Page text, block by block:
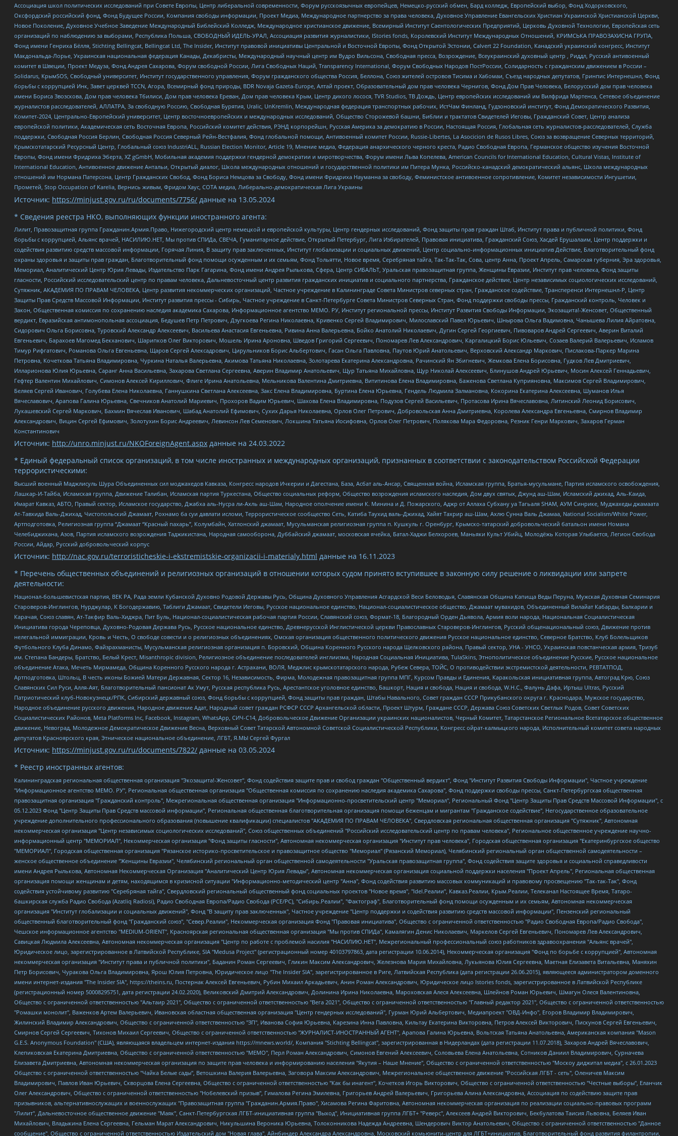
Ассоциация школ политических исследований при Совете Европы, Центр либеральной современности, Форум русскоязычных европейцев, Немецко-русский обмен, Бард колледж, Европейский выбор, Фонд Ходорковского,
Оксфордский российский фонд, Фонд Будущее России, Компания свободы информации, Проект Медиа, Международное партнерство за права человека, Духовное Управление Евангельских Христиан Украинской Христианской Церкви,
Новое Поколение, Духовное Учебное Заведение Международный Библейский Колледж, Международное христианское движение, Всемирный Институт Саентологических Предприятий, Церковь Духовной Технологии, Европейская сеть
организаций по наблюдению за выборами, Республика Польша, СВОБОДНЫЙ ИДЕЛЬ-УРАЛ, Ассоциация развития журналистики, IStories fonds, Королевский Институт Международных Отношений, КРИМСЬКА ПРАВОЗАХИСНА ГРУПА,
Фонд имени Генриха Бёлля, Stichting Bellingcat, Bellingcat Ltd, The Insider, Институт правовой инициативы Центральной и Восточной Европы, Фонд Открытой Эстонии, Calvert 22 Foundation, Канадский украинский конгресс, Институт
Макдональда-Лорье, Украинская национальная федерация Канады, Декабристы, Международный научный центр им Вудро Вильсона, Свободная пресса, Возрождение, Всеукраинский духовный центр , Риддл, Русский антивоенный
комитет в Швеции, Проект Медуза, Фонд Андрея Сахарова, Форум свободной России, Лига Свободных Наций, Transparеncy International, Форум Свободных Народов ПостРоссии, Солидарность с гражданским движением в России –
Solidarus, КрымSOS, Свободный университет, Институт государственного управления, Форум гражданского общества Россия, Беллона, Союз жителей островов Тисима и Хабомаи, Съезд народных депутатов, Гринпис Интернешнл, Фонд
борьбы с коррупцией Инк, Завет церквей TCCN, Агора, Всемирный фонд природы, BDR Novaja Gazeta-Europe, Алтай проект, Образовательный дом прав человека Чернигов, Фонд Дом Прав Человека, Белорусский дом прав человека
имени Бориса Звозскова, Дом прав человека Тбилиси, Дом прав человека Ереван, Дом прав человека Крым, Центр дикого лосося, TVR Studios, ТВ Дождь, Центр европейских исследований им Вилфрида Мартенса, Сетевое объединение
журналистов расследователей, АЛЛАТРА, За свободную Россию, Свободная Бурятия, Uralic, UnKremlin, Международная федерация транспортных рабочих, ИстЧам Финланд, Гудзоновский институт, Фонд Демократического Развития,
Комитет-2024, Центрально-Европейский университет, Центр восточноевропейских и международных исследований, Общество Сторожевой башни, Библии и трактатов Свидетелей Иеговы, Гражданский Совет, Центр анализа
европейской политики, Академическая сеть Восточная Европа, Российский комитет действия, РЭНД корпорейшн, Русская Америка за демократию в России, Настоящая Россия, Глобальная сеть журналистов-расследователей, Служба
поддержки, Свободная Россия Берлин, Свободная Россия Северный Рейн-Вестфалия, Фонд глобальной помощи, Антивоенный комитет России, Russie-Libertes, La Asocicion de Rusos Libres, Союз за возвращение Северных территорий,
Крымскотатарский Ресурсный Центр, Глобальный союз IndustriALL, Russian Election Monitor, Article 19, Мнение медиа, Федерация анархического черного креста, Радио Свободная Европа, Германское общество изучения Восточной
Европы, Фонд имени Фридриха Эберта, XZ gGmbH, Мобильная академия поддержки гендерной демократии и миротворчества, Форум имени Льва Копелева, American Councils for International Education, Cultural Vistas, Institute of
International Education, Антивоенное движение Антальи, Открытый диалог, Школа международных отношений и государственной политики им Питера Мунка, Российско-канадский демократический альянс, Школа международных
отношений им Нормана Патерсона, Центр Гражданских Свобод, Фонд Бориса Немцова за Свободу, Фонд имени Фридриха Науманна за свободу, Феминистское антивоенное сопротивление, Комитет независимости Ингушетии,
Прометей, Stop Occupation of Karelia, Вернись живым, Фридом Хаус, СОТА медиа, Либерально-демократическая Лига Украины
Источник: https://minjust.gov.ru/ru/documents/7756/ данные на 13.05.2024
* Сведения реестра НКО, выполняющих функции иностранного агента:
Лилит, Правозащитная группа Гражданин.Армия.Право, Нижегородский центр немецкой и европейской культуры, Центр гендерных исследований, Фонд защиты прав граждан Штаб, Институт права и публичной политики, Фонд
борьбы с коррупцией, Альянс врачей, НАСИЛИЮ.НЕТ, Мы против СПИДа, СВЕЧА, Гуманитарное действие, Открытый Петербург, Лига Избирателей, Правовая инициатива, Гражданский Союз, Хасдей Ерушалаим, Центр поддержки и
содействия развитию средств массовой информации, Горячая Линия, В защиту прав заключенных, Институт глобализации и социальных движений, Центр социально-информационных инициатив Действие, Благотворительный фонд
охраны здоровья и защиты прав граждан, Благотворительный фонд помощи осужденным и их семьям, Фонд Тольятти, Новое время, Серебряная тайга, Так-Так-Так, Сова, центр Анна, Проект Апрель, Самарская губерния, Эра здоровья,
Мемориал, Аналитический Центр Юрия Левады, Издательство Парк Гагарина, Фонд имени Андрея Рылькова, Сфера, Центр СИБАЛЬТ, Уральская правозащитная группа, Женщины Евразии, Институт прав человека, Фонд защиты
гласности, Российский исследовательский центр по правам человека, Дальневосточный центр развития гражданских инициатив и социального партнерства, Гражданское действие, Центр независимых социологических исследований,
Сутяжник, АКАДЕМИЯ ПО ПРАВАМ ЧЕЛОВЕКА, Центр развития некоммерческих организаций, Частное учреждение в Калининграде Совета Министров северных стран, Гражданское содействие, Трансперенси Интернешнл-Р, Центр
Защиты Прав Средств Массовой Информации, Институт развития прессы - Сибирь, Частное учреждение в Санкт-Петербурге Совета Министров Северных Стран, Фонд поддержки свободы прессы, Гражданский контроль, Человек и
Закон, Общественная комиссия по сохранению наследия академика Сахарова, Информационное агентство МЕМО. РУ, Институт региональной прессы, Институт Развития Свободы Информации, Экозащита!-Женсовет, Общественный
вердикт, Евразийская антимонопольная ассоциация, Бедушев Петр Петрович, Дзугкоева Регина Николаевна, Кривенко Сергей Владимирович, Милославский Павел Юрьевич, Шнырова Ольга Вадимовна, Чанышева Лилия Айратовна,
Сидорович Ольга Борисовна, Туровский Александр Алексеевич, Васильева Анастасия Евгеньевна, Ривина Анна Валерьевна, Бойко Анатолий Николаевич, Дугин Сергей Георгиевич, Пивоваров Андрей Сергеевич, Аверин Виталий
Евгеньевич, Барахоев Магомед Бекханович, Шарипков Олег Викторович, Мошель Ирина Ароновна, Шведов Григорий Сергеевич, Пономарев Лев Александрович, Каргалицкий Борис Юльевич, Созаев Валерий Валерьевич, Исламов
Тимур Рифгатович, Романова Ольга Евгеньевна, Щаров Сергей Алексадрович, Цирульников Борис Альбертович, Гасан Ольга Павловна, Паутов Юрий Анатольевич, Верховский Александр Маркович, Пислакова-Паркер Марина
Петровна, Кочеткова Татьяна Владимировна, Чуркина Наталья Валерьевна, Акимова Татьяна Николаевна, Золотарева Екатерина Александровна, Рачинский Ян Збигневич, Жемкова Елена Борисовна, Гудков Лев Дмитриевич,
Илларионова Юлия Юрьевна, Саранг Анна Васильевна, Захарова Светлана Сергеевна, Аверин Владимир Анатольевич, Щур Татьяна Михайловна, Щур Николай Алексеевич, Блинушов Андрей Юрьевич, Мосин Алексей Геннадьевич,
Гефтер Валентин Михайлович, Симонов Алексей Кириллович, Флиге Ирина Анатольевна, Мельникова Валентина Дмитриевна, Вититинова Елена Владимировна, Баженова Светлана Куприяновна, Максимов Сергей Владимирович,
Беляев Сергей Иванович, Голубева Елена Николаевна, Ганнушкина Светлана Алексеевна, Закс Елена Владимировна, Буртина Елена Юрьевна, Гендель Людмила Залмановна, Кокорина Екатерина Алексеевна, Шуманов Илья
Вячеславович, Арапова Галина Юрьевна, Свечников Анатолий Мариевич, Прохоров Вадим Юрьевич, Шахова Елена Владимировна, Подузов Сергей Васильевич, Протасова Ирина Вячеславовна, Литинский Леонид Борисович,
Лукашевский Сергей Маркович, Бахмин Вячеслав Иванович, Шабад Анатолий Ефимович, Сухих Дарья Николаевна, Орлов Олег Петрович, Добровольская Анна Дмитриевна, Королева Александра Евгеньевна, Смирнов Владимир
Александрович, Вицин Сергей Ефимович, Золотухин Борис Андреевич, Левинсон Лев Семенович, Локшина Татьяна Иосифовна, Орлов Олег Петрович, Полякова Мара Федоровна, Резник Генри Маркович, Захаров Герман
Константинович
Источник: http://unro.minjust.ru/NKOForeignAgent.aspx данные на 24.03.2022
* Единый федеральный список организаций, в том числе иностранных и международных организаций, признанных в соответствии с законодательством Российской Федерации
террористическими:
Высший военный Маджлисуль Шура Объединенных сил моджахедов Кавказа, Конгресс народов Ичкерии и Дагестана, База, Асбат аль-Ансар, Священная война, Исламская группа, Братья-мусульмане, Партия исламского освобождения,
Лашкар-И-Тайба, Исламская группа, Движение Талибан, Исламская партия Туркестана, Общество социальных реформ, Общество возрождения исламского наследия, Дом двух святых, Джунд аш-Шам, Исламский джихад, Аль-Каида,
Имарат Кавказ, АБТО, Правый сектор, Исламское государство, Джабха аль-Нусра ли-Ахль аш-Шам, Народное ополчение имени К. Минина и Д. Пожарского, Аджр от Аллаха Субхану уа Тагьаля SHAM, АУМ Синрике, Муджахеды джамаата
Ат-Тавхида Валь-Джихад, Чистопольский Джамаат, Рохнамо ба суи давлати исломи, Террористическое сообщество Сеть, Катиба Таухид валь-Джихад, Хайят Тахрир аш-Шам, Ахлю Сунна Валь Джамаа, National Socialism/White Power,
Артподготовка, Религиозная группа “Джамаат “Красный пахарь”, Колумбайн, Хатлонский джамаат, Мусульманская религиозная группа п. Кушкуль г. Оренбург, Крымско-татарский добровольческий батальон имени Номана
Челебиджихана, Азов, Партия исламского возрождения Таджикистана, Народная самооборона, Дуббайский джамаат, московская ячейка, Батал-Хаджи Белхороев, Маньяки Культ Убийц, Молодёжь Которая Улыбается, Легион Свобода
России, Айдар, Русский добровольческий корпус
Источник: http://nac.gov.ru/terroristicheskie-i-ekstremistskie-organizacii-i-materialy.html данные на 16.11.2023
* Перечень общественных объединений и религиозных организаций в отношении которых судом принято вступившее в законную силу решение о ликвидации или запрете
деятельности:
Национал-большевистская партия, ВЕК РА, Рада земли Кубанской Духовно Родовой Державы Русь, Община Духовного Управления Асгардской Веси Беловодья, Славянская Община Капища Веды Перуна, Мужская Духовная Семинария
Староверов-Инглингов, Нурджулар, К Богодержавию, Таблиги Джамаат, Свидетели Иеговы, Русское национальное единство, Национал-социалистическое общество, Джамаат мувахидов, Объединенный Вилайат Кабарды, Балкарии и
Карачая, Союз славян, Ат-Такфир Валь-Хиджра, Пит Буль, Национал-социалистическая рабочая партия России, Славянский союз, Формат-18, Благородный Орден Дьявола, Армия воли народа, Национальная Социалистическая
Инициатива города Череповца, Духовно-Родовая Держава Русь, Русское национальное единство, Древнерусской Инглистической церкви Православных Староверов-Инглингов, Русский общенациональный союз, Движение против
нелегальной иммиграции, Кровь и Честь, О свободе совести и о религиозных объединениях, Омская организация общественного политического движения Русское национальное единство, Северное Братство, Клуб Болельщиков
Футбольного Клуба Динамо, Файзрахманисты, Мусульманская религиозная организация п. Боровский, Община Коренного Русского народа Щелковского района, Правый сектор, УНА - УНСО, Украинская повстанческая армия, Тризуб
им. Степана Бандеры, Братство, Белый Крест, Misanthropic division, Религиозное объединение последователей инглиизма, Народная Социальная Инициатива, TulaSkins, Этнополитическое объединение Русские, Русское национальное
объединение Атака, Мечеть Мирмамеда, Община Коренного Русского народа г. Астрахани, ВОЛЯ, Меджлис крымскотатарского народа, Рубеж Севера, ТОЙС, О противодействии экстремистской деятельности, РЕВТАТПОД,
Артподготовка, Штольц, В честь иконы Божией Матери Державная, Сектор 16, Независимость, Фирма, Молодежная правозащитная группа МПГ, Курсом Правды и Единения, Каракольская инициативная группа, Автоград Крю, Союз
Славянских Сил Руси, Алля-Аят, Благотворительный пансионат Ак Умут, Русская республика Русь, Арестантское уголовное единство, Башкорт, Нация и свобода, Нация и свобода, W.H.С., Фалунь Дафа, Иртыш Ultras, Русский
Патриотический клуб-Новокузнецк/РПК, Сибирский державный союз, Фонд борьбы с коррупцией, Фонд защиты прав граждан, Штабы Навального, Совет граждан СССР Прикубанского округа г. Краснодара, Мужское государство,
Народное объединение русского движения, Народное движение Адат, Народный совет граждан РСФСР СССР Архангельской области, Проект Штурм, Граждане СССР, Держава Союз Советских Светлых Родов, Совет Советских
Социалистических Районов, Meta Platforms Inc, Facebook, Instagram, WhatsApp, СИЧ-С14, Добровольческое Движение Организации украинских националистов, Черный Комитет, Татарстанское Региональное Всетатарское общественное
движение, Невоград, Молодежное Демократическое Движение Весна, Верховный Совет Татарской Автономной Советской Социалистической Республики, Конгресс ойрат-калмыцкого народа, Исполнительный комитет совета народных
депутатов Красноярского края, Этническое национальное объединение, ЛГБТ, Я.МЫ Сергей Фургал
Источник: https://minjust.gov.ru/ru/documents/7822/ данные на 03.05.2024
* Реестр иностранных агентов:
Калининградская региональная общественная организация "Экозащита!-Женсовет", Фонд содействия защите прав и свобод граждан "Общественный вердикт", Фонд "Институт Развития Свободы Информации", Частное учреждение "Информационное агентство МЕМО. РУ", Региональная общественная организация "Общественная комиссия по сохранению наследия академика Сахарова", Фонд поддержки свободы прессы, Санкт-Петербургская общественная правозащитная организация "Гражданский контроль", Межрегиональная общественная организация "Информационно-просветительский центр "Мемориал", Региональный Фонд "Центр Защиты Прав Средств Массовой Информации", с 05.12.2023 Фонд "Центр Защиты Прав Средств массовой информации", Региональная общественная благотворительная организация помощи беженцам и мигрантам "Гражданское содействие", Негосударственное образовательное учреждение дополнительного профессионального образования (повышение квалификации) специалистов "АКАДЕМИЯ ПО ПРАВАМ ЧЕЛОВЕКА", Свердловская региональная общественная организация "Сутяжник", Автономная некоммерческая организация "Центр независимых социологических исследований", Союз общественных объединений "Российский исследовательский центр по правам человека", Региональное общественное учреждение научно-информационный центр "МЕМОРИАЛ", Некоммерческая организация "Фонд защиты гласности", Автономная некоммерческая организация "Институт прав человека", Городская общественная организация "Екатеринбургское общество "МЕМОРИАЛ", Городская общественная организация "Рязанское историко-просветительское и правозащитное общество "Мемориал" (Рязанский Мемориал), Челябинский региональный орган общественной самодеятельности – женское общественное объединение "Женщины Евразии", Челябинский региональный орган общественной самодеятельности "Уральская правозащитная группа", Фонд содействия защите здоровья и социальной справедливости имени Андрея Рылькова, Автономная Некоммерческая Организация "Аналитический Центр Юрия Левады", Автономная некоммерческая организация социальной поддержки населения "Проект Апрель", Региональная общественная организация помощи женщинам и детям, находящимся в кризисной ситуации "Информационно-методический центр "Анна", Фонд содействия развитию массовых коммуникаций и правовому просвещению "Так-так-Так", Фонд содействия устойчивому развитию "Серебряная тайга", Свердловский региональный общественный фонд социальных проектов "Новое время", "Idel.Реалии", Кавказ.Реалии, Крым.Реалии, Телеканал Настоящее Время, Татаро-башкирская служба Радио Свобода (Azatliq Radiosi), Радио Свободная Европа/Радио Свобода (PCE/PC), "Сибирь.Реалии", "Фактограф", Благотворительный фонд помощи осужденным и их семьям, Автономная некоммерческая организация "Институт глобализации и социальных движений", Фонд "В защиту прав заключенных", Частное учреждение "Центр поддержки и содействия развитию средств массовой информации", Пензенский региональный общественный благотворительный фонд "Гражданский союз", "Север.Реалии", Некоммерческая организация Фонд "Правовая инициатива", Общество с ограниченной ответственностью "Радио Свободная Европа/Радио Свобода", Чешское информационное агентство "MEDIUM-ORIENT", Красноярская региональная общественная организация "Мы против СПИДа", Камалягин Денис Николаевич, Маркелов Сергей Евгеньевич, Пономарев Лев Александрович, Савицкая Людмила Алексеевна, Автономная некоммерческая организация "Центр по работе с проблемой насилия "НАСИЛИЮ.НЕТ", Межрегиональный профессиональный союз работников здравоохранения "Альянс врачей", Юридическое лицо, зарегистрированное в Латвийской Республике, SIA "Medusa Project" (регистрационный номер 40103797863, дата регистрации 10.06.2014), Некоммерческая организация "Фонд по борьбе с коррупцией", Автономная некоммерческая организация "Институт права и публичной политики", Баданин Роман Сергеевич, Гликин Максим Александрович, Железнова Мария Михайловна, Лукьянова Юлия Сергеевна, Маетная Елизавета Витальевна, Маняхин Петр Борисович, Чуракова Ольга Владимировна, Ярош Юлия Петровна, Юридическое лицо "The Insider SIA", зарегистрированное в Риге, Латвийская Республика (дата регистрации 26.06.2015), являющееся администратором доменного имени интернет-издания "The Insider SIA", https://theins.ru, Постернак Алексей Евгеньевич, Рубин Михаил Аркадьевич, Анин Роман Александрович, Юридическое лицо Istories fonds, зарегистрированное в Латвийской Республике (регистрационный номер 50008295751, дата регистрации 24.02.2020), Великовский Дмитрий Александрович, Долинина Ирина Николаевна, Мароховская Алеся Алексеевна, Шлейнов Роман Юрьевич, Шмагун Олеся Валентиновна, Общество с ограниченной ответственностью "Альтаир 2021", Общество с ограниченной ответственностью "Вега 2021", Общество с ограниченной ответственностью "Главный редактор 2021", Общество с ограниченной ответственностью "Ромашки монолит", Важенков Артем Валерьевич, Ивановская областная общественная организация "Центр гендерных исследований", Гурман Юрий Альбертович, Медиапроект "ОВД-Инфо", Егоров Владимир Владимирович, Жилинский Владимир Александрович, Общество с ограниченной ответственностью "ЗП", Иванова София Юрьевна, Карезина Инна Павловна, Кильтау Екатерина Викторовна, Петров Алексей Викторович, Пискунов Сергей Евгеньевич, Смирнов Сергей Сергеевич, Тихонов Михаил Сергеевич, Общество с ограниченной ответственностью "ЖУРНАЛИСТ-ИНОСТРАННЫЙ АГЕНТ", Арапова Галина Юрьевна, Вольтская Татьяна Анатольевна, Американская компания "Mason G.E.S. Anonymous Foundation" (США), являющаяся владельцем интернет-издания https://mnews.world/, Компания "Stichting Bellingcat", зарегистрированная в Нидерландах (дата регистрации 11.07.2018), Захаров Андрей Вячеславович, Клепиковская Екатерина Дмитриевна, Общество с ограниченной ответственностью "МЕМО", Перл Роман Александрович, Симонов Евгений Алексеевич, Соловьева Елена Анатольевна, Сотников Даниил Владимирович, Сурначева Елизавета Дмитриевна, Автономная некоммерческая организация по защите прав человека и информированию населения "Якутия – Наше Мнение", Общество с ограниченной ответственностью "Москоу диджитал медиа", с 26.01.2023 Общество с ограниченной ответственностью "Чайка Белые сады", Ветошкина Валерия Валерьевна, Заговора Максим Александрович, Межрегиональное общественное движение "Российская ЛГБТ - сеть", Оленичев Максим Владимирович, Павлов Иван Юрьевич, Скворцова Елена Сергеевна, Общество с ограниченной ответственностью "Как бы инагент", Кочетков Игорь Викторович, Общество с ограниченной ответственностью "Честные выборы", Еланчик Олег Александрович, Общество с ограниченной ответственностью "Нобелевский призыв", Гималова Регина Эмилевна, Григорьев Андрей Валерьевич, Григорьева Алина Александровна, Ассоциация по содействию защите прав призывников, альтернативнослужащих и военнослужащих "Правозащитная группа "Гражданин.Армия.Право", Хисамова Регина Фаритовна, Автономная некоммерческая организация по реализации социально-правовых программ "Лилит", Дальневосточное общественное движение "Маяк", Санкт-Петербургская ЛГБТ-инициативная группа "Выход", Инициативная группа ЛГБТ+ "Реверс", Алексеев Андрей Викторович, Бекбулатова Таисия Львовна, Беляев Иван Михайлович, Владыкина Елена Сергеевна, Гельман Марат Александрович, Никульшина Вероника Юрьевна, Толоконникова Надежда Андреевна, Шендерович Виктор Анатольевич, Общество с ограниченной ответственностью "Данное сообщение", Общество с ограниченной ответственностью Издательский дом "Новая глава", Айнбиндер Александра Александровна, Московский комьюнити-центр для ЛГБТ+инициатив, Благотворительный фонд развития филантропии, Deutsche Welle (Германия, Kurt-Schumacher-Strasse 3, 53113 Bonn), Борзунова Мария Михайловна, Воробьев Виктор Викторович, Голубева Анна Львовна, Константинова Алла Михайловна, Малкова Ирина Владимировна, Мурадов Мурад Абдулгалимович, Осетинская Елизавета Николаевна, Понасенков Евгений Николаевич, Ганапольский Матвей Юрьевич, Киселев Евгений Алексеевич, Борухович Ирина Григорьевна, Дремин Иван Тимофеевич, Дубровский Дмитрий Викторович, Красноярская региональная общественная организация поддержки и развития альтернативных образовательных технологий и межкультурных коммуникаций "ИНТЕРРА", Маяковская Екатерина Алексеевна, Фейгин Марк Захарович, Филимонов Андрей Викторович, Дзугкоева Регина Николаевна, Доброхотов Роман Александрович, Дудь Юрий Александрович, Елкин Сергей Владимирович, Кругликов Кирилл Игоревич, Сабунаева Мария Леонидовна, Семенов Алексей Владимирович, Шаинян Карен Багратович, Шульман Екатерина Михайловна, Асафьев Артур Валерьевич, Вахштайн Виктор Семенович, Венедиктов Алексей Алексеевич, Лушникова Екатерина Евгеньевна, Волков Леонид Михайлович, Невзоров Александр Глебович, Пархоменко Сергей Борисович, Сироткин Ярослав Николаевич, Кара-Мурза Владимир Владимирович, Баранова Наталья Владимировна, Гозман Леонид Яковлевич, Кагарлицкий Борис Юльевич, Климарев Михаил Валерьевич, Милов Владимир Станиславович, Автономная некоммерческая организация Краснодарский центр современного искусства "Типография", Моргенштерн Алишер Тагирович, Соболь Любовь Эдуардовна, Общество с ограниченной ответственностью "ЛИЗА НОРМ", Каспаров Гарри Кимович, Ходорковский Михаил Борисович, Общество с ограниченной ответственностью "Апрельские тезисы", Данилович Ирина Брониславовна, Кашин Олег Владимирович, Петров Николай Владимирович, Пивоваров Алексей Владимирович, Соколов Михаил Владимирович, Цветкова Юлия Владимировна, Чичваркин Евгений Александрович, Комитет против пыток/Команда против пыток, Общество с ограниченной ответственностью "Первый научный", Общество с ограниченной ответственностью "Вертолет и ко", Белоцерковская Вероника Борисовна, Кац Максим Евгеньевич, Лазарева Татьяна Юрьевна, Шаведдинов Руслан Табризович, Яшин Илья Валерьевич, Общество с ограниченной ответственностью "Иноагент ААВ", Алешковский Дмитрий Петрович, Альбац Евгения Марковна, Быков Дмитрий Львович, Галямина Юлия Евгеньевна, Лойко Сергей Леонидович, Мартынов Кирилл Константинович, Медведев Сергей Александрович, Крашенинников Федор Геннадиевич, Гордеева Катерина Вл